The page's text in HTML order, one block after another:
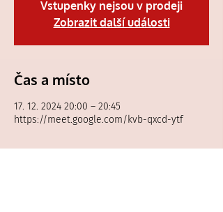
Vstupenky nejsou v prodeji
Zobrazit další události
Čas a místo
17. 12. 2024 20:00 – 20:45
https://meet.google.com/kvb-qxcd-ytf